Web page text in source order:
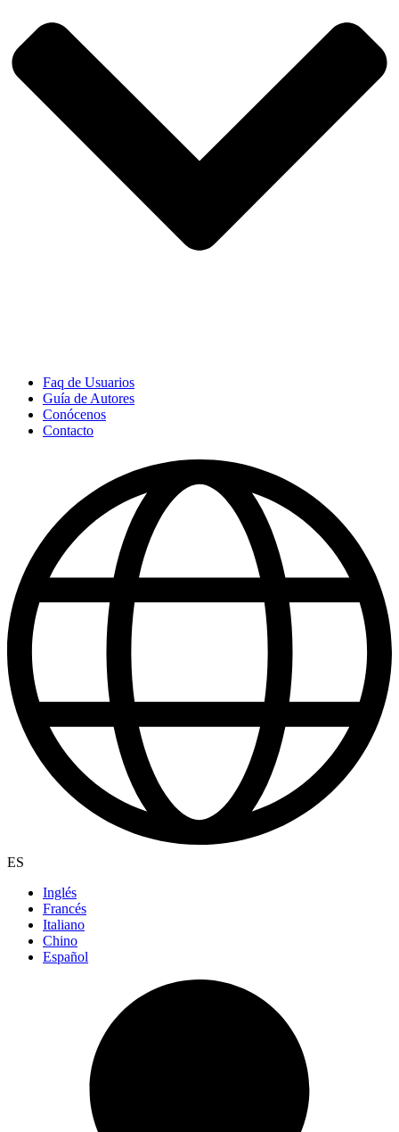
Faq de Usuarios
Guía de Autores
Conócenos
Contacto
ES
Inglés
Francés
Italiano
Chino
Español